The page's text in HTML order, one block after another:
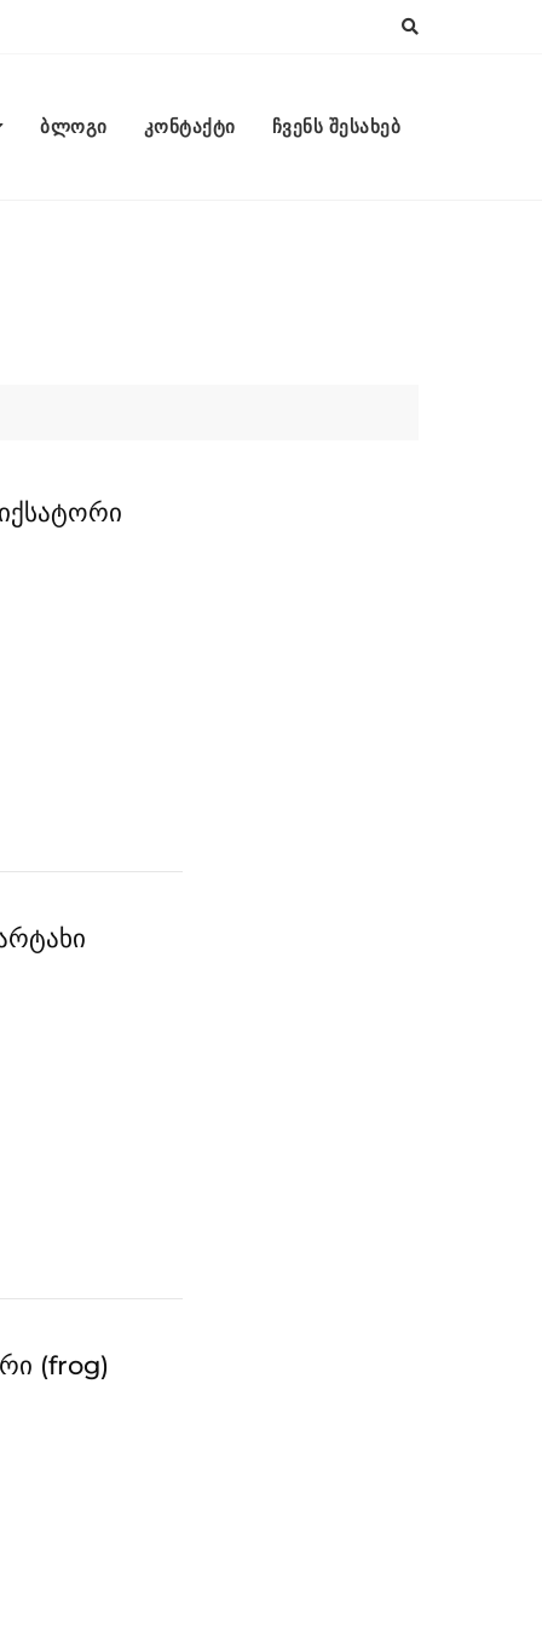
ბლოგი კონტაქტი ჩვენს შესახებ
(frog)